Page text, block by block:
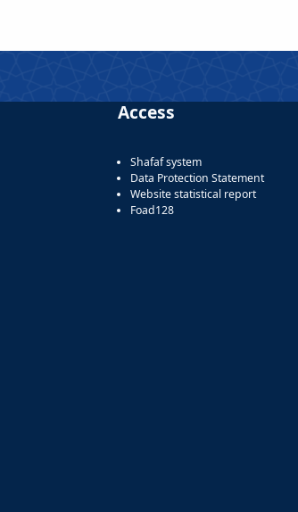
Access
Shafaf system
Data Protection Statement
Website statistical report
Foad128